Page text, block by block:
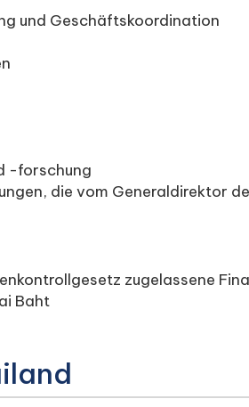
und Geschäftskoordination
-forschung
die vom Generaldirektor
zugelassene
Baht